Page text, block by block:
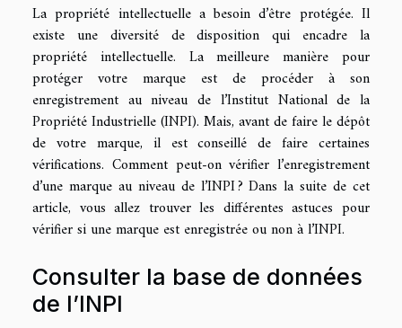
La propriété intellectuelle a besoin d’être protégée. Il
existe une diversité de disposition qui encadre la
propriété intellectuelle. La meilleure manière pour
protéger votre marque est de procéder à son
enregistrement au niveau de l’Institut National de la
Propriété Industrielle (INPI). Mais, avant de faire le dépôt
de votre marque, il est conseillé de faire certaines
vérifications. Comment peut-on vérifier l’enregistrement
d’une marque au niveau de l’INPI ? Dans la suite de cet
article, vous allez trouver les différentes astuces pour
vérifier si une marque est enregistrée ou non à l’INPI.
Consulter la base de données
de l’INPI